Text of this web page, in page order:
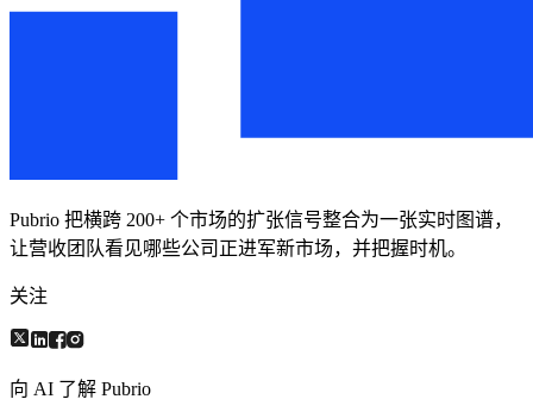
Pubrio 把横跨 200+ 个市场的扩张信号整合为一张实时图谱，
让营收团队看见哪些公司正进军新市场，并把握时机。
关注
向 AI 了解 Pubrio